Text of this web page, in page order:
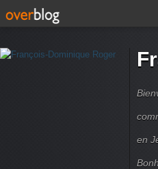
en